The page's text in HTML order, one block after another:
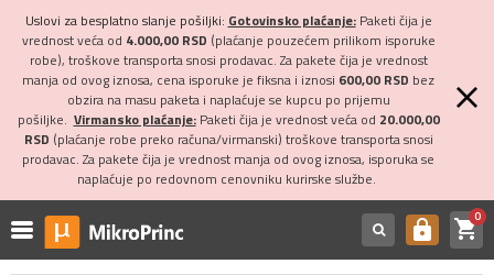
Uslovi za besplatno slanje pošiljki: Gotovinsko plaćanje:Paketi čija je
vrednost veća od 4.000,00 RSD (plaćanje pouzećem prilikom isporuke
robe), troškove transporta snosi prodavac. Za pakete čija je vrednost
manja od ovog iznosa, cena isporuke je fiksna i iznosi 600,00 RSD bez
obzira na masu paketa i naplaćuje se kupcu po prijemu
pošiljke. Virmansko plaćanje:Paketi čija je vrednost veća od 20.000,00
RSD (plaćanje robe preko računa/virmanski) troškove transporta snosi
prodavac. Za pakete čija je vrednost manja od ovog iznosa, isporuka se
naplaćuje po redovnom cenovniku kurirske službe.
https shopping_cart0